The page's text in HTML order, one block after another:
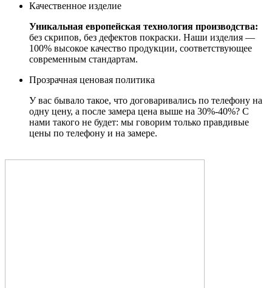
Качественное изделие
Уникальная европейская технология производства:
без скрипов, без дефектов покраски. Наши изделия —
100% высокое качество продукции, соответствующее
современным стандартам.
Прозрачная ценовая политика
У вас бывало такое, что договаривались по телефону на
одну цену, а после замера цена выше на 30%-40%? С
нами такого не будет: мы говорим только правдивые
цены по телефону и на замере.